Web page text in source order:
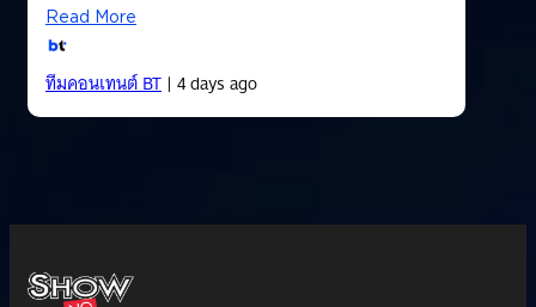
Read More
ทีมคอนเทนต์ BT| 4 days ago